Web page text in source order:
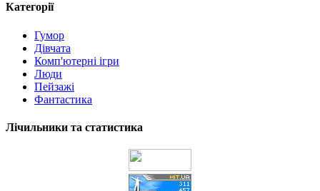
Категорії
Гумор
Дівчата
Комп'ютерні ігри
Люди
Пейзажі
Фантастика
Лічильники та статистика